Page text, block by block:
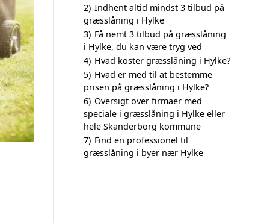
2) Indhent altid mindst 3 tilbud på
græsslåning i Hylke
3) Få nemt 3 tilbud på græsslåning
i Hylke, du kan være tryg ved
4) Hvad koster græsslåning i Hylke?
5) Hvad er med til at bestemme
prisen på græsslåning i Hylke?
6) Oversigt over firmaer med
speciale i græsslåning i Hylke eller
hele Skanderborg kommune
7) Find en professionel til
græsslåning i byer nær Hylke